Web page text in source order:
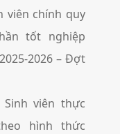
viên chính quy
tốt nghiệp
2026 – Đợt
viên thực
hình thức